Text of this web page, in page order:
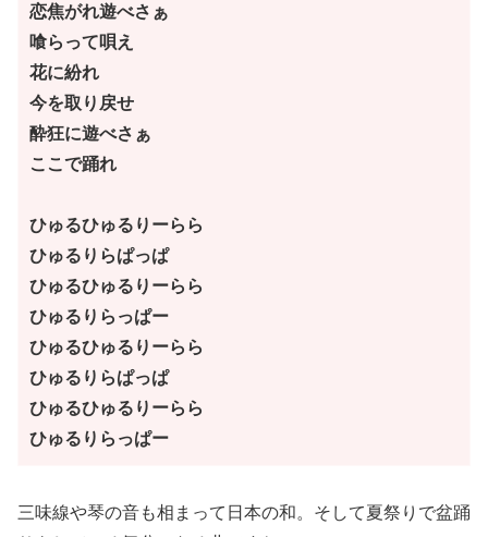
恋焦がれ遊べさぁ
喰らって唄え
花に紛れ
今を取り戻せ
酔狂に遊べさぁ
ここで踊れ
ひゅるひゅるりーらら
ひゅるりらぱっぱ
ひゅるひゅるりーらら
ひゅるりらっぱー
ひゅるひゅるりーらら
ひゅるりらぱっぱ
ひゅるひゅるりーらら
ひゅるりらっぱー
三味線や琴の音も相まって日本の和。そして夏祭りで盆踊